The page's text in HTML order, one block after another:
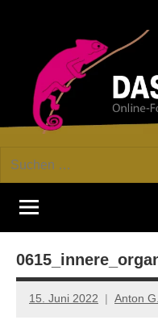
GEDICHT
blog
Forum
von
DAS
Lyrik,
Essay
Suchen
15. Juni 2022 Anton